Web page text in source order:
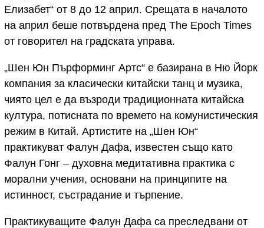
Елизабет“ от 8 до 12 април. Срещата в началото
на април беше потвърдена пред The Epoch Times
от говорител на градската управа.
„Шен Юн Пърформинг Артс“ е базирана в Ню Йорк
компания за класически китайски танц и музика,
чиято цел е да възроди традиционната китайска
култура, потисната по времето на комунистическия
режим в Китай. Артистите на „Шен Юн“
практикуват Фалун Дафа, известен също като
Фалун Гонг – духовна медитативна практика с
морални учения, основани на принципите на
истинност, състрадание и търпение.
Практикуващите Фалун Дафа са преследвани от